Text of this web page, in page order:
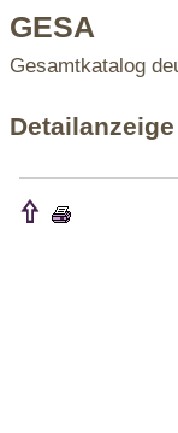
GESA
Gesamtkatalog
Detailanzeige